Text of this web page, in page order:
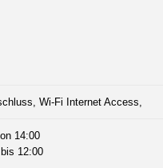
Wi-Fi Internet Access,
14:00
12:00